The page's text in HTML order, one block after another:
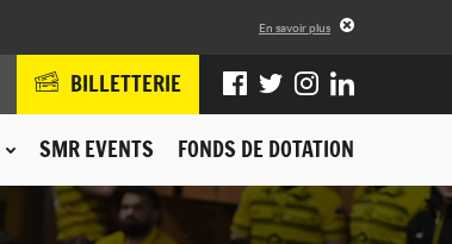
En savoir plus
SMR EVENTS FONDS DE DOTATION
BILLETTERIE